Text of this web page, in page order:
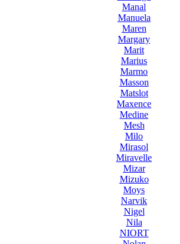
Manal
Manuela
Maren
Margary
Marit
Marius
Marmo
Masson
Matslot
Maxence
Medine
Mesh
Milo
Mirasol
Miravelle
Mizar
Mizuko
Moys
Narvik
Nigel
Nila
NIORT